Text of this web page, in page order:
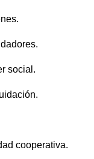
social.
cooperativa.